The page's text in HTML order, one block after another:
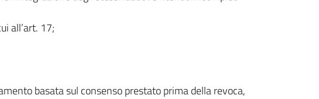
all’art. 17;
basata sul consenso prestato prima della revoca,